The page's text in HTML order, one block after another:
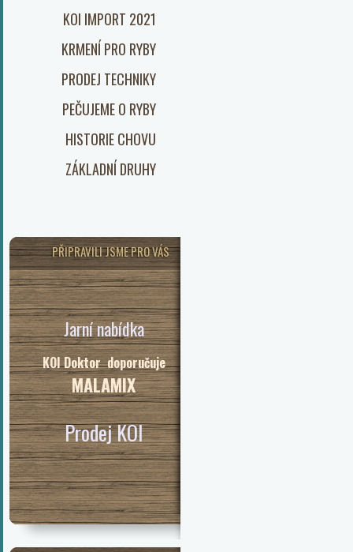
KOI IMPORT 2021
KRMENÍ PRO RYBY
PRODEJ TECHNIKY
PEČUJEME O RYBY
HISTORIE CHOVU
ZÁKLADNÍ DRUHY
PŘIPRAVILI JSME PRO VÁS
Jarní nabídka
KOI Doktor doporučuje
MALAMIX
Prodej KOI